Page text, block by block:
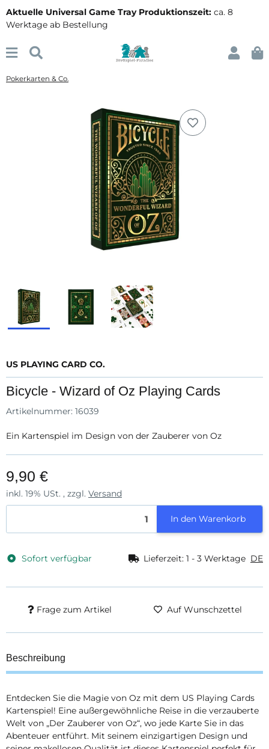
Aktuelle Universal Game Tray Produktionszeit: ca. 8
Werktage ab Bestellung
Pokerkarten & Co.
US PLAYING CARD CO.
Bicycle - Wizard of Oz Playing Cards
Artikelnummer: 16039
Ein Kartenspiel im Design von der Zauberer von Oz
9,90 €
inkl. 19% USt. , zzgl. Versand
In den Warenkorb
Sofort verfügbar Lieferzeit: 1 - 3 Werktage DE
Frage zum Artikel Auf Wunschzettel
Beschreibung
Entdecken Sie die Magie von Oz mit dem US Playing Cards
Kartenspiel! Eine außergewöhnliche Reise in die verzauberte
Welt von „Der Zauberer von Oz“, wo jede Karte Sie in das
Abenteuer entführt. Mit seinem einzigartigen Design und